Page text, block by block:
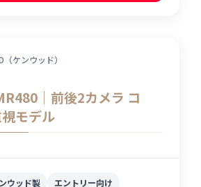
（ケンウッド）
｜前後2カメラ コ
モデル
ウッド製 エントリー向け